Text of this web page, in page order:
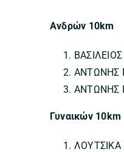
Ανδρών 10km
ΑΝΤΩΝΗΣ
ΑΝΤΩΝΗΣ
Γυναικών 10km